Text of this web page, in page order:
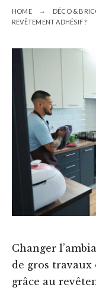
HOME DÉCO &
REVÊTEMENT ADHÉSIF ?
Changer
de gros travaux
grâce au